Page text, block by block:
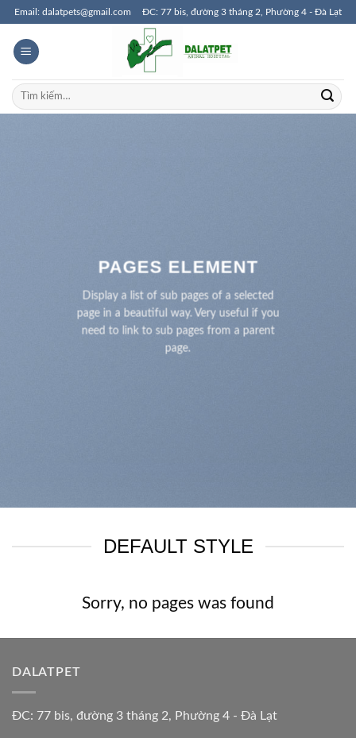
Skip
content
Email: dalatpets@gmail.com ĐC: 77 bis, đường 3 tháng 2, Phường 4 - Đà Lạt
Tìm
kiếm:
PAGES ELEMENT
Display a list of sub pages of a selected
page in a beautiful way. Very useful if you
need to link to sub pages from a parent
page.
DEFAULT STYLE
Sorry, no pages was found
DALATPET
ĐC: 77 bis, đường 3 tháng 2, Phường 4 - Đà Lạt